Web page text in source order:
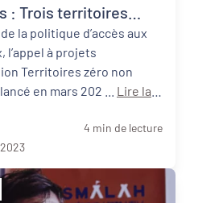
: Trois territoires
participants !
la politique d’accès aux
l’appel à projets
Territoires zéro non
Lire la
4 min de lecture